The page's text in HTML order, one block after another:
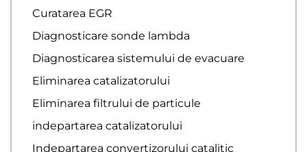
Curatarea EGR
Diagnosticare sonde lambda
Diagnosticarea sistemului de evacuare
Eliminarea catalizatorului
Eliminarea filtrului de particule
indepartarea catalizatorului
Indepartarea convertizorului catalitic